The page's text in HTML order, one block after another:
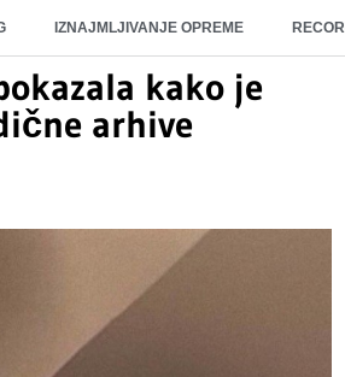
IZNAJMLJIVANJE OPREME
kako je
arhive